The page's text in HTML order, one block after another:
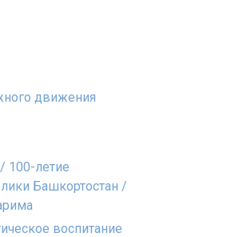
движения
100-летие
Башкортостан /
воспитание